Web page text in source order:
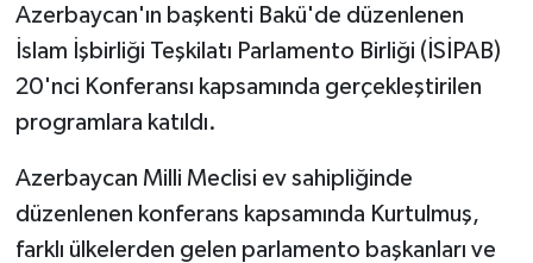
Azerbaycan'ın başkenti Bakü'de düzenlenen
İslam İşbirliği Teşkilatı Parlamento Birliği (İSİPAB)
20'nci Konferansı kapsamında gerçekleştirilen
programlara katıldı.
Azerbaycan Milli Meclisi ev sahipliğinde
düzenlenen konferans kapsamında Kurtulmuş,
farklı ülkelerden gelen parlamento başkanları ve